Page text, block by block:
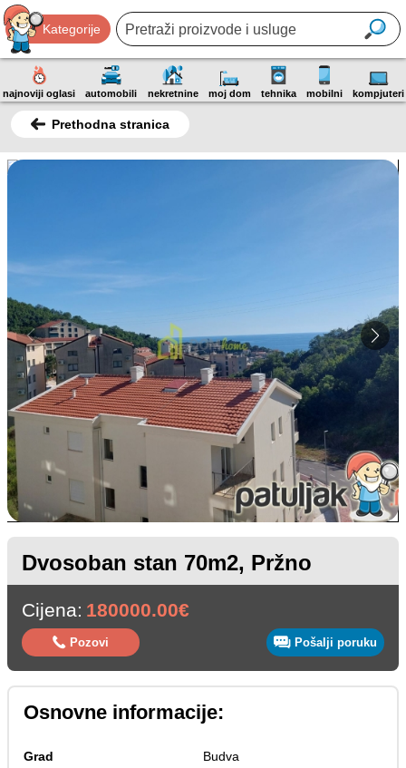
Kategorije
najnoviji oglasi automobili nekretnine moj dom tehnika mobilni kompjuteri
Prethodna stranica
Dvosoban stan 70m2, Pržno
Cijena: 180000.00€
Pozovi Pošalji poruku
Osnovne informacije:
Grad
Budva